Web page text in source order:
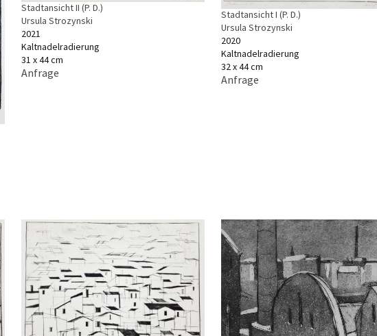
Stadtansicht II (P. D.)
Ursula Strozynski
2021
Kaltnadelradierung
31 x 44 cm
Anfrage
Stadtansicht I (P. D.)
Ursula Strozynski
2020
Kaltnadelradierung
32 x 44 cm
Anfrage